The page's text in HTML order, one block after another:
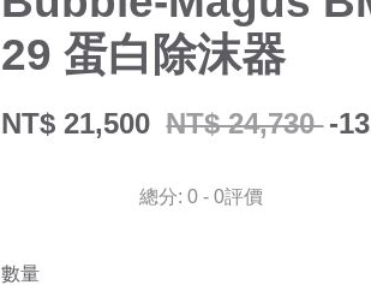
29 蛋白除沫器
NT$ 21,500 NT$ 24,730 -
總分:0 -0評價
數量